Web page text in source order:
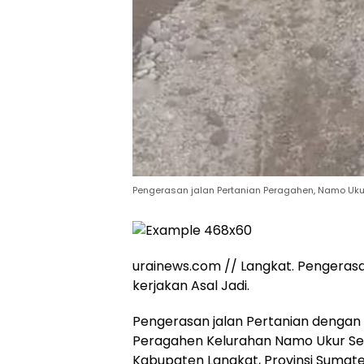
Pengerasan jalan Pertanian Peragahen, Namo
urainews.com // Langkat.
kerjakan Asal Jadi.
Pengerasan jalan Pertanian
Peragahen Kelurahan Namo Ukur